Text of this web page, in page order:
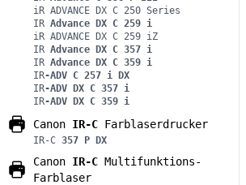
iR ADVANCE DX C 250 Series
IR Advance DX C 259 i
iR ADVANCE DX C 259 iZ
IR Advance DX C 357 i
IR Advance DX C 359 i
IR-ADV C 257 i DX
IR-ADV DX C 357 i
IR-ADV DX C 359 i
Canon IR-C Farblaserdrucker
IR-C 357 P DX
Canon IR-C Multifunktions-
Farblaser